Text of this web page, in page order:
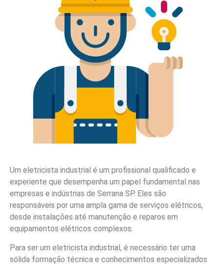
Um eletricista industrial é um profissional qualificado e
experiente que desempenha um papel fundamental nas
empresas e indústrias de Serrana SP. Eles são
responsáveis por uma ampla gama de serviços elétricos,
desde instalações até manutenção e reparos em
equipamentos elétricos complexos.
Para ser um eletricista industrial, é necessário ter uma
sólida formação técnica e conhecimentos especializados